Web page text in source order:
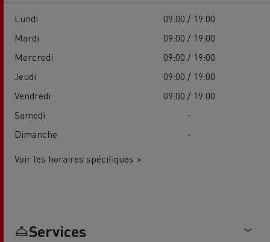
Lundi
09:00 / 19:00
Mardi
09:00 / 19:00
Mercredi
09:00 / 19:00
Jeudi
09:00 / 19:00
Vendredi
09:00 / 19:00
Samedi
-
Dimanche
-
Voir les horaires spécifiques >
Services